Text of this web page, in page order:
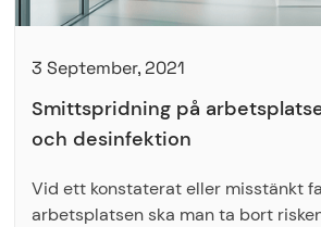
3 September, 2021
Smittspridning på
och desinfektion
Vid ett konstaterat eller misstänkt
arbetsplatsen ska man ta bort